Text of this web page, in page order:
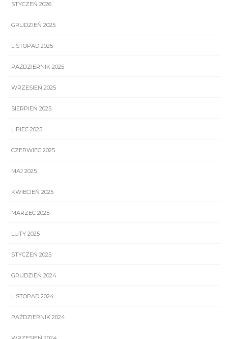
STYCZEŃ 2026
GRUDZIEŃ 2025
LISTOPAD 2025
PAŹDZIERNIK 2025
WRZESIEŃ 2025
SIERPIEŃ 2025
LIPIEC 2025
CZERWIEC 2025
MAJ 2025
KWIECIEŃ 2025
MARZEC 2025
LUTY 2025
STYCZEŃ 2025
GRUDZIEŃ 2024
LISTOPAD 2024
PAŹDZIERNIK 2024